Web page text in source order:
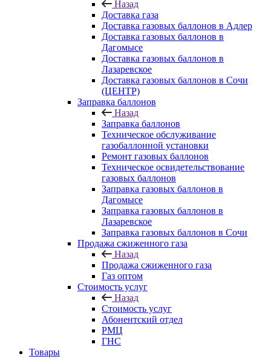
Назад
Доставка газа
Доставка газовых баллонов в Адлер
Доставка газовых баллонов в
Дагомысе
Доставка газовых баллонов в
Лазаревское
Доставка газовых баллонов в Сочи
(ЦЕНТР)
Заправка баллонов
Назад
Заправка баллонов
Техническое обслуживание
газобаллонной установки
Pемонт газовых баллонов
Техническое освидетельствование
газовых баллонов
Заправка газовых баллонов в
Дагомысе
Заправка газовых баллонов в
Лазаревское
Заправка газовых баллонов в Сочи
Продажа сжиженного газа
Назад
Продажа сжиженного газа
Газ оптом
Стоимость услуг
Назад
Стоимость услуг
Абонентский отдел
РМЦ
ГНС
Товары